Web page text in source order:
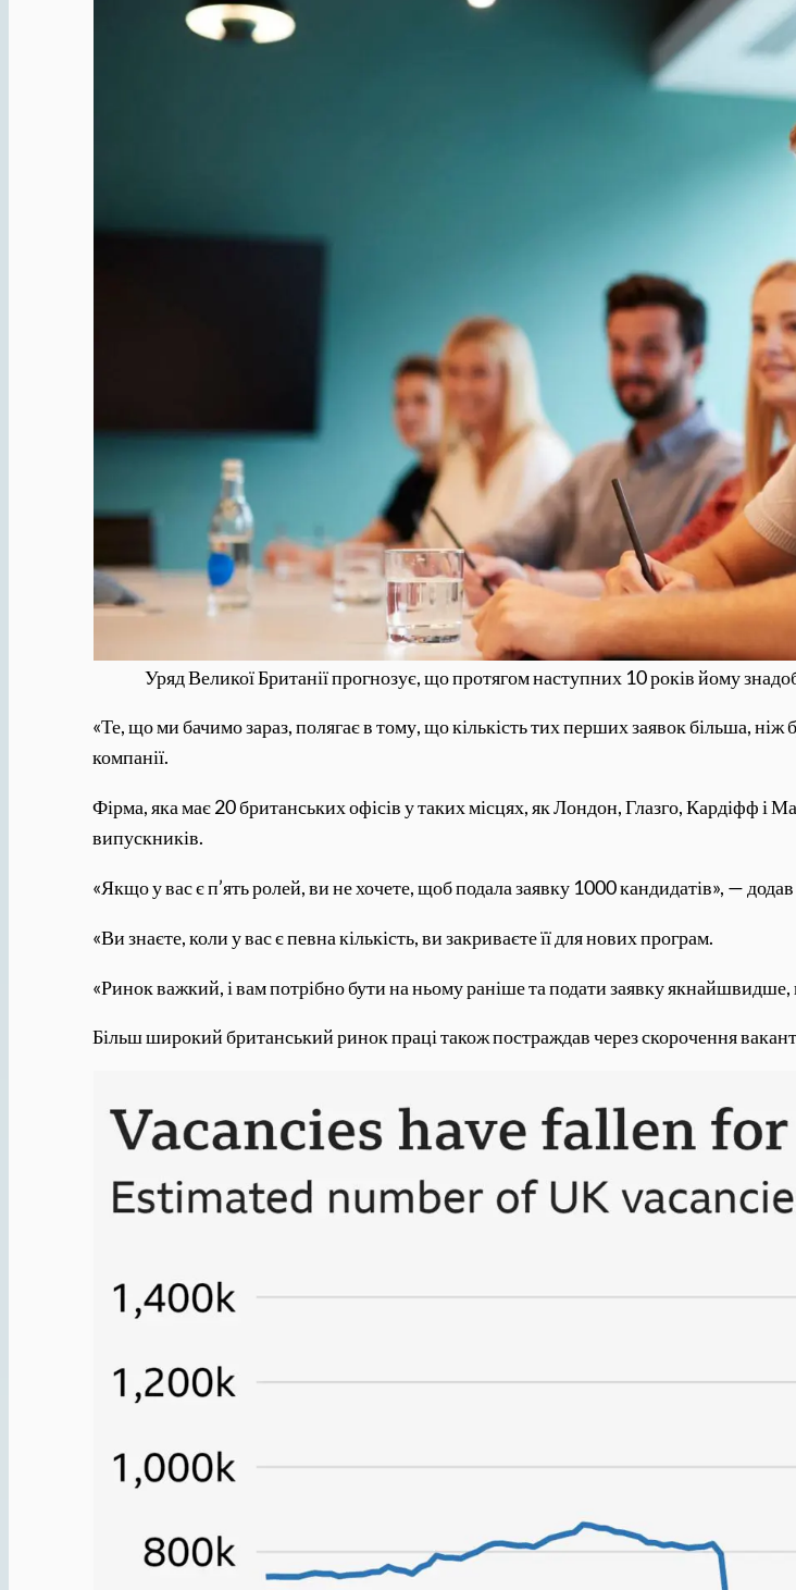
Уряд Великої Британії прогнозує, що протягом наступних 10 років йому
«Те, що ми бачимо зараз, полягає в тому, що кількість тих перших заявок більша,
компанії.
Фірма, яка має 20 британських офісів у таких місцях, як Лондон, Глазго, Кардіфф і
випускників.
«Якщо у вас є п’ять ролей, ви не хочете, щоб подала заявку 1000 кандидатів», — додав
«Ви знаєте, коли у вас є певна кількість, ви закриваєте її для нових програм.
«Ринок важкий, і вам потрібно бути на ньому раніше та подати заявку
Більш широкий британський ринок праці також постраждав через скорочення